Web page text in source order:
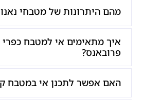
מהם היתרונות של מטבחי
איך מתאימים אי למטבח
פרובאנס?
האם אפשר לתכנן אי במטבח